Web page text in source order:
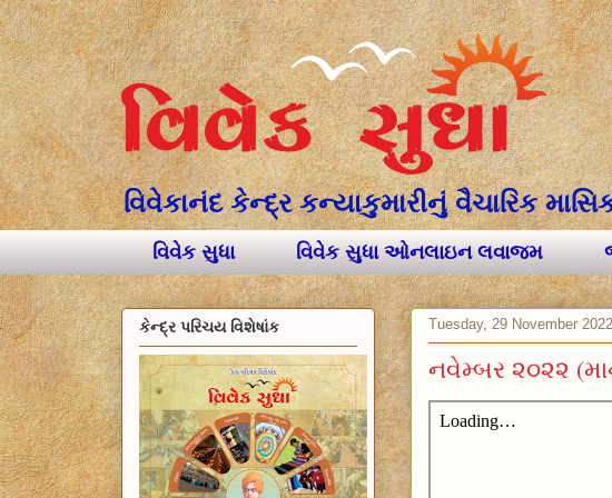
વિવેકાનંદ કેન્દ્ર કન્યાકુમારીનું વૈચારિક
વિવેક સુધા વિવેક સુધા ઓનલાઇન લવાજમ
Tuesday, 29 November 2022
નવેમ્બર ૨૦૨૨
કેન્દ્ર પરિચય વિશેષાંક